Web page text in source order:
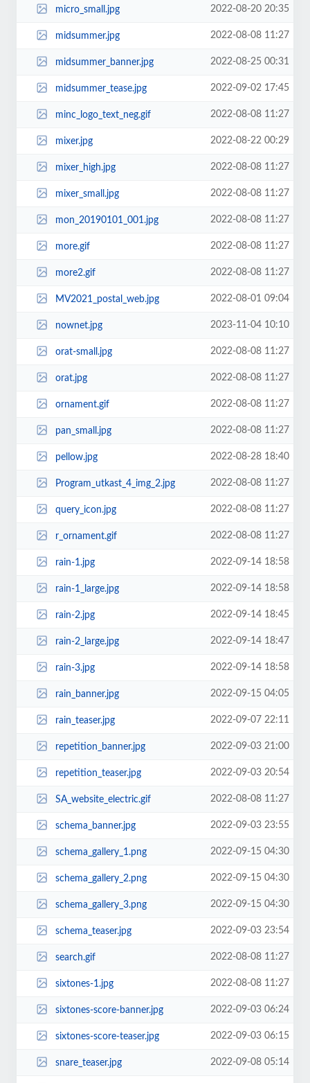
micro_small.jpg 2022-08-20 20:35
midsummer.jpg 2022-08-08 11:27
midsummer_banner.jpg 2022-08-25 00:31
midsummer_tease.jpg 2022-09-02 17:45
minc_logo_text_neg.gif 2022-08-08 11:27
mixer.jpg 2022-08-22 00:29
mixer_high.jpg 2022-08-08 11:27
mixer_small.jpg 2022-08-08 11:27
mon_20190101_001.jpg 2022-08-08 11:27
more.gif 2022-08-08 11:27
more2.gif 2022-08-08 11:27
MV2021_postal_web.jpg 2022-08-01 09:04
nownet.jpg 2023-11-04 10:10
orat-small.jpg 2022-08-08 11:27
orat.jpg 2022-08-08 11:27
ornament.gif 2022-08-08 11:27
pan_small.jpg 2022-08-08 11:27
pellow.jpg 2022-08-28 18:40
Program_utkast_4_img_2.jpg 2022-08-08 11:27
query_icon.jpg 2022-08-08 11:27
r_ornament.gif 2022-08-08 11:27
rain-1.jpg 2022-09-14 18:58
rain-1_large.jpg 2022-09-14 18:58
rain-2.jpg 2022-09-14 18:45
rain-2_large.jpg 2022-09-14 18:47
rain-3.jpg 2022-09-14 18:58
rain_banner.jpg 2022-09-15 04:05
rain_teaser.jpg 2022-09-07 22:11
repetition_banner.jpg 2022-09-03 21:00
repetition_teaser.jpg 2022-09-03 20:54
SA_website_electric.gif 2022-08-08 11:27
schema_banner.jpg 2022-09-03 23:55
schema_gallery_1.png 2022-09-15 04:30
schema_gallery_2.png 2022-09-15 04:30
schema_gallery_3.png 2022-09-15 04:30
schema_teaser.jpg 2022-09-03 23:54
search.gif 2022-08-08 11:27
sixtones-1.jpg 2022-08-08 11:27
sixtones-score-banner.jpg 2022-09-03 06:24
sixtones-score-teaser.jpg 2022-09-03 06:15
snare_teaser.jpg 2022-09-08 05:14